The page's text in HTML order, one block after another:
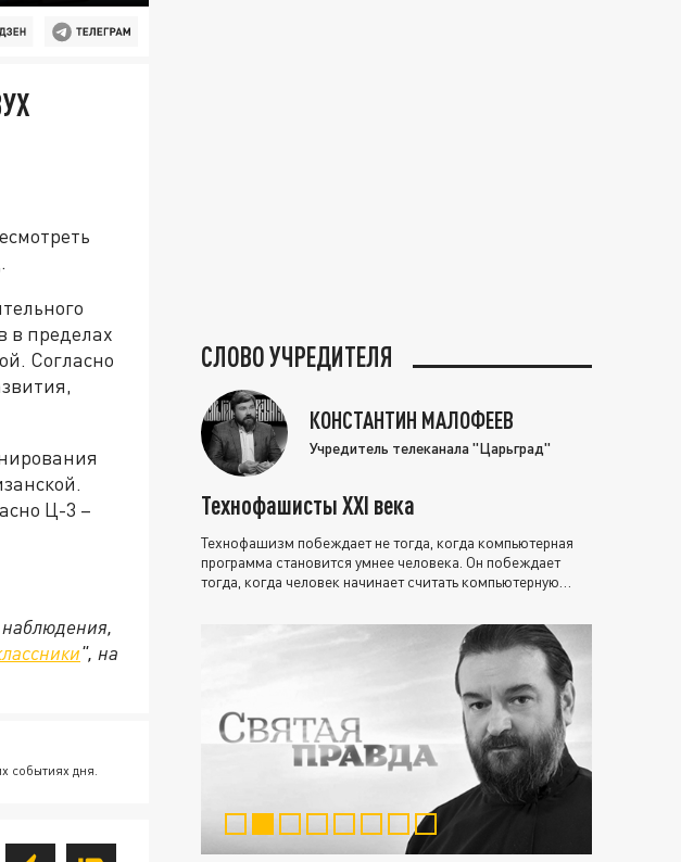
в пределах
Согласно
Ц-3 –
наблюдения,
", на
событиях дня.
СЛОВО УЧРЕДИТЕЛЯ
КОНСТАНТИН МАЛОФЕЕВ
Учредитель телеканала "Царьград"
Технофашисты XXI века
Технофашизм побеждает не тогда, когда компьютерная
программа становится умнее человека. Он побеждает
тогда, когда человек начинает считать компьютерную